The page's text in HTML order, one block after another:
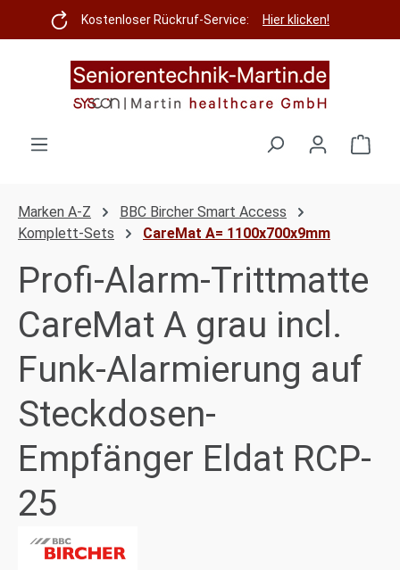
Zum Hauptinhalt springen
Kostenloser Rückruf-Service: Hier klicken!
Marken A-Z
BBC Bircher Smart Access
Komplett-Sets
CareMat A= 1100x700x9mm
Profi-Alarm-Trittmatte
CareMat A grau incl.
Funk-Alarmierung auf
Steckdosen-
Empfänger Eldat RCP-
25